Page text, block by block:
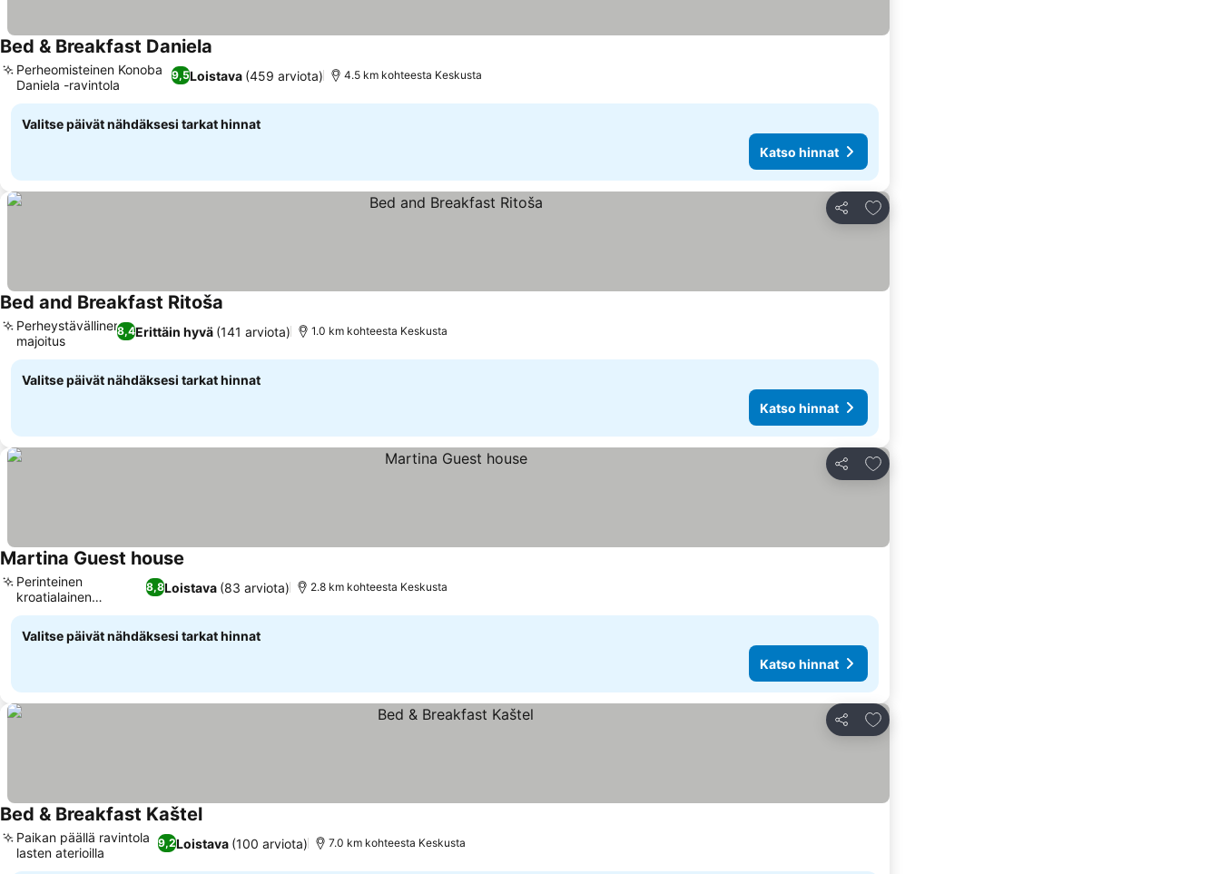
Bed & Breakfast Daniela
9,5Loistava (459 arviota)
Perheomisteinen Konoba
Daniela -ravintola
4.5 km kohteesta Keskusta
Valitse päivät nähdäksesi tarkat hinnat
Katso hinnat
Jaa
Lisää suosikkeihin
Bed and Breakfast Ritoša
8,4Erittäin hyvä (141 arviota)
Perheystävällinen
majoitus
1.0 km kohteesta Keskusta
Valitse päivät nähdäksesi tarkat hinnat
Katso hinnat
Jaa
Lisää suosikkeihin
Martina Guest house
8,8Loistava (83 arviota)
Perinteinen
kroatialainen
ravintola
2.8 km kohteesta Keskusta
Valitse päivät nähdäksesi tarkat hinnat
Katso hinnat
Jaa
Lisää suosikkeihin
Bed & Breakfast KaštelKatso hinnat
9,2Loistava (100 arviota)
Paikan päällä ravintola
lasten aterioilla
7.0 km kohteesta Keskusta